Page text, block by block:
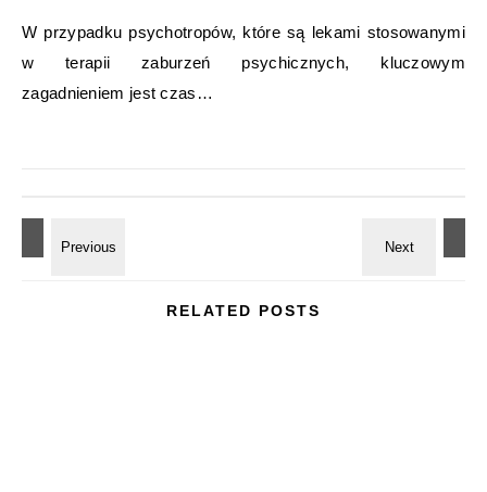
W przypadku psychotropów, które są lekami stosowanymi
w terapii zaburzeń psychicznych, kluczowym
zagadnieniem jest czas…
RELATED POSTS